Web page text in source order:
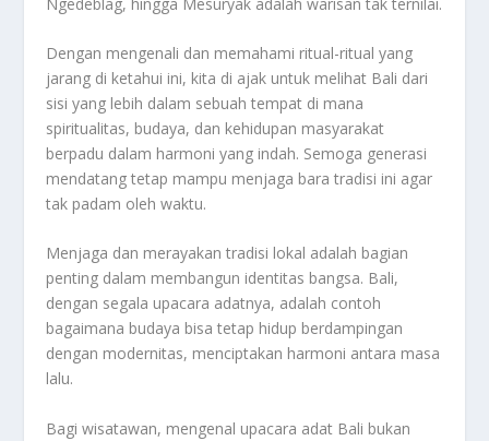
Dengan mengenali dan memahami ritual-ritual yang
jarang di ketahui ini, kita di ajak untuk melihat Bali dari
sisi yang lebih dalam sebuah tempat di mana
spiritualitas, budaya, dan kehidupan masyarakat
berpadu dalam harmoni yang indah. Semoga generasi
mendatang tetap mampu menjaga bara tradisi ini agar
tak padam oleh waktu.
Menjaga dan merayakan tradisi lokal adalah bagian
penting dalam membangun identitas bangsa. Bali,
dengan segala upacara adatnya, adalah contoh
bagaimana budaya bisa tetap hidup berdampingan
dengan modernitas, menciptakan harmoni antara masa
lalu.
Bagi wisatawan, mengenal upacara adat Bali bukan